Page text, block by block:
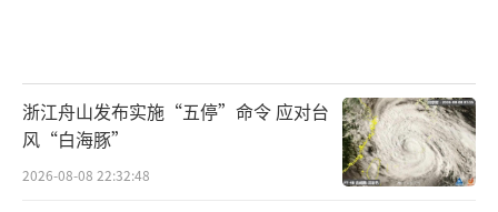
浙江舟山发布实施“五停”命令 应对台
风“白海豚”
2026-08-08 22:32:48